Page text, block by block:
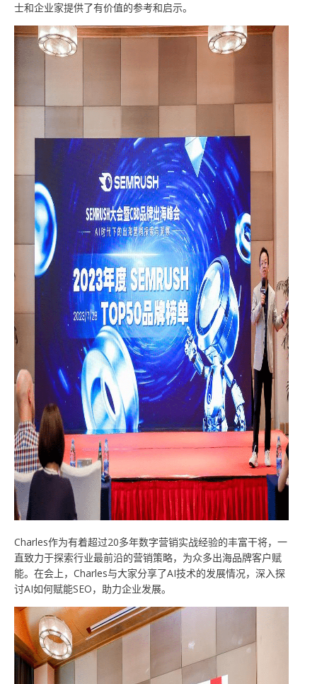
士和企业家提供了有价值的参考和启示。
Charles作为有着超过20多年数字营销实战经验的丰富干将，一
直致力于探索行业最前沿的营销策略，为众多出海品牌客户赋
能。在会上，Charles与大家分享了AI技术的发展情况，深入探
讨AI如何赋能SEO，助力企业发展。